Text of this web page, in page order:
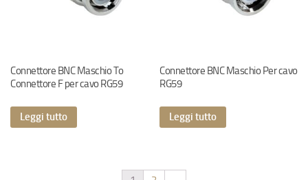
Connettore BNC Maschio To
Connettore F per cavo RG59
Leggi tutto
Connettore BNC Maschio Per cavo
RG59
Leggi tutto